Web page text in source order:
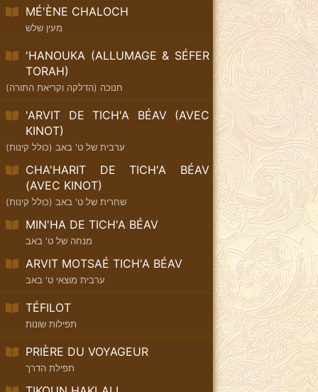
MÉ'ÈNE CHALOCH
מעין שלש
'HANOUKA (ALLUMAGE & SÉFER
TORAH)
חנוכה (הדלקה וקריאת התורה)
'ARVIT DE TICH'A BÉAV (AVEC
KINOT)
ערבית של ט' באב (כולל קינות)
CHA'HARIT DE TICH'A BÉAV
(AVEC KINOT)
שחרית של ט' באב (כולל קינות)
MIN'HA DE TICH'A BÉAV
מנחה של ט' באב
ARVIT MOTSAÉ TICH'A BÉAV
ערבית מוצאי ט' באב
TÉFILOT
תפילות שונות
PRIÈRE DU VOYAGEUR
תפילת הדרך